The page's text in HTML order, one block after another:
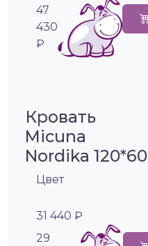
47
430
₽
Кровать
Micuna
Nordika 120*60
Цвет
31 440 ₽
29